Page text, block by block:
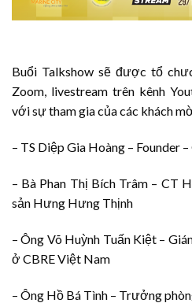
Buổi Talkshow sẽ được tổ
Zoom, livestream trên kênh
với sự tham gia của các khách
– TS Diệp Gia Hoàng – Founder
– Bà Phan Thị Bích Trâm – CT
sản Hưng Hưng Thịnh
– Ông Võ Huỳnh Tuấn Kiệt –
ở CBRE Việt Nam
– Ông Hồ Bá Tình – Trưởng